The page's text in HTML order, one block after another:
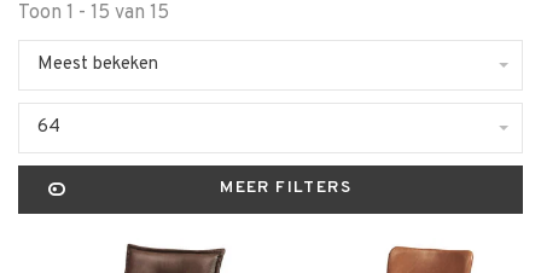
Toon 1 - 15 van 15
Meest bekeken
64
MEER FILTERS